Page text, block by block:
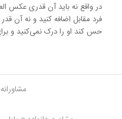
در واقع نه باید آن قدری عکس
فرد مقابل اضافه کنید و نه آن
حس کند او را درک نمی‌کنید و